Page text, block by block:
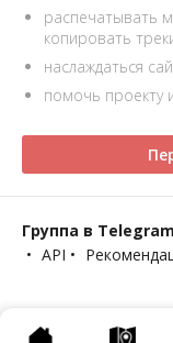
распечатывать
копировать
наслаждаться
помочь проекту
Группа в Telegram
• API •